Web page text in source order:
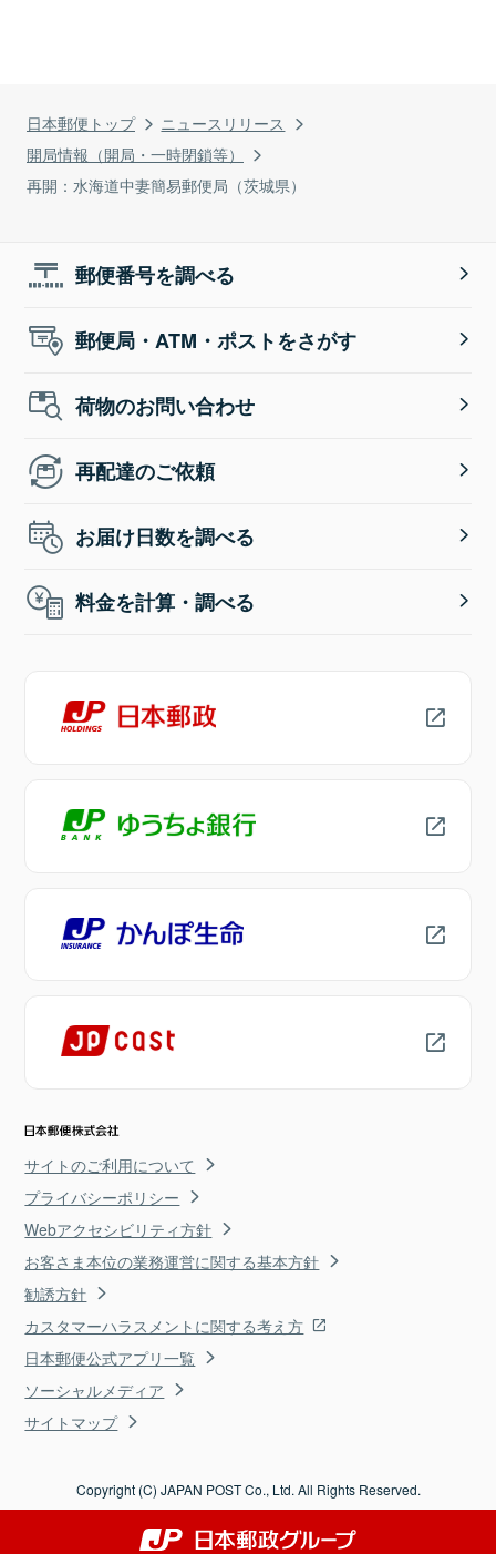
日本郵便トップ
ニュースリリース
開局情報（開局・一時閉鎖等）
再開：水海道中妻簡易郵便局（茨城県）
郵便番号を調べる
郵便局・ATM・ポストをさがす
荷物のお問い合わせ
再配達のご依頼
お届け日数を調べる
料金を計算・調べる
サイトのご利用について
プライバシーポリシー
Webアクセシビリティ方針
お客さま本位の業務運営に関する基本方針
勧誘方針
カスタマーハラスメントに関する考え方
日本郵便公式アプリ一覧
ソーシャルメディア
サイトマップ
Copyright (C) JAPAN POST Co., Ltd. All Rights Reserved.